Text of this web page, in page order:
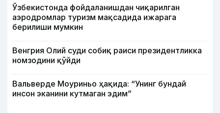
Ўзбекистонда фойдаланишдан чиқарилган
аэродромлар туризм мақсадида ижарага
берилиши мумкин
Венгрия Олий суди собиқ раиси президентликка
номзодини қўйди
Вальверде Моуриньо ҳақида: “Унинг бундай
инсон эканини кутмаган эдим”